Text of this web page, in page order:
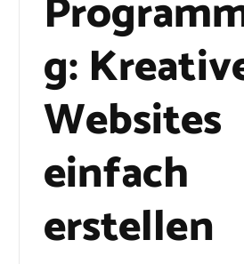
g:
Websites
einfach
erstellen